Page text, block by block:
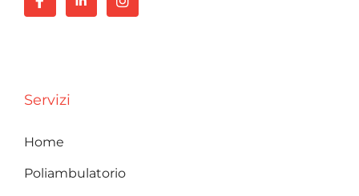
Servizi
Home
Poliambulatorio